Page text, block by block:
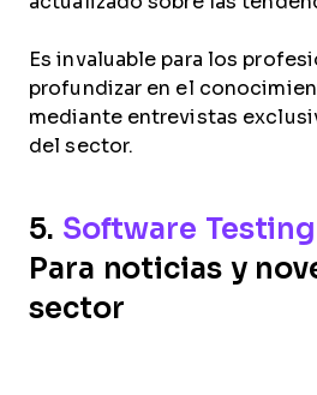
Es invaluable para los
profundizar en el
mediante entrevistas
del sector.
5. Software
Para noticias y
sector